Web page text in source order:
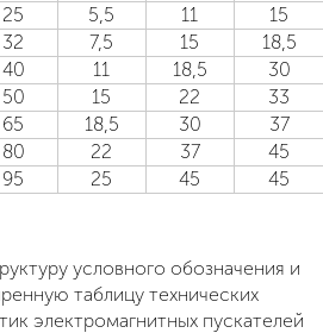
25 5,5 11
15
32 7,5 15
18,5
40 11 18,5
30
50 15 22
33
65 18,5 30
37
80 22 37
45
95 25 45 45
условного обозначения и
таблицу технических
электромагнитных пускателей